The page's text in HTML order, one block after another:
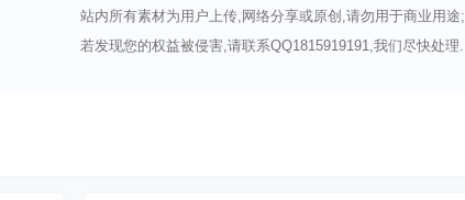
站内所有素材为用户上传,网络分享或原创,请勿用于商业用途;
若发现您的权益被侵害,请联系QQ1815919191,我们尽快处理.